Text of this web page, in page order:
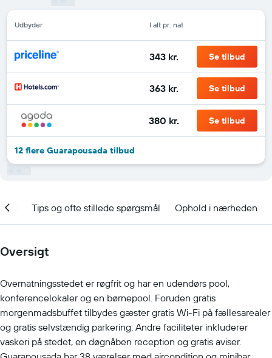
Udbyder I alt pr. nat
343 kr. Se tilbud
363 kr. Se tilbud
380 kr. Se tilbud
12 flere Guarapousada tilbud
Tips og ofte stillede spørgsmål Ophold i nærheden
Oversigt
Overnatningsstedet er røgfrit og har en udendørs pool,
konferencelokaler og en børnepool. Foruden gratis
morgenmadsbuffet tilbydes gæster gratis Wi-Fi på fællesarealer
og gratis selvstændig parkering. Andre faciliteter inkluderer
vaskeri på stedet, en døgnåben reception og gratis aviser.